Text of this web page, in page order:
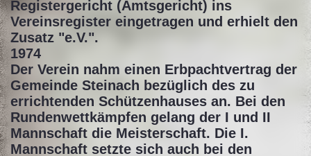
Registergericht (Amtsgericht) ins
Vereinsregister eingetragen und erhielt den
Zusatz "e.V.".
1974
Der Verein nahm einen Erbpachtvertrag der
Gemeinde Steinach bezüglich des zu
errichtenden Schützenhauses an. Bei den
Rundenwettkämpfen gelang der I und II
Mannschaft die Meisterschaft. Die I.
Mannschaft setzte sich auch bei den